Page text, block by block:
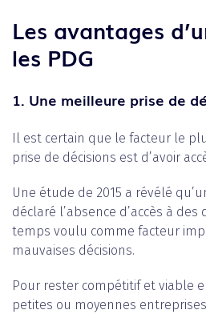
Les avantages
les PDG
1. Une meilleure prise de
Il est certain que le facteur le
prise de décisions est d’avoir
Une étude de 2015 a révélé
déclaré l’absence d’accès à
temps voulu comme facteur
mauvaises décisions.
Pour rester compétitif et viable
petites ou moyennes